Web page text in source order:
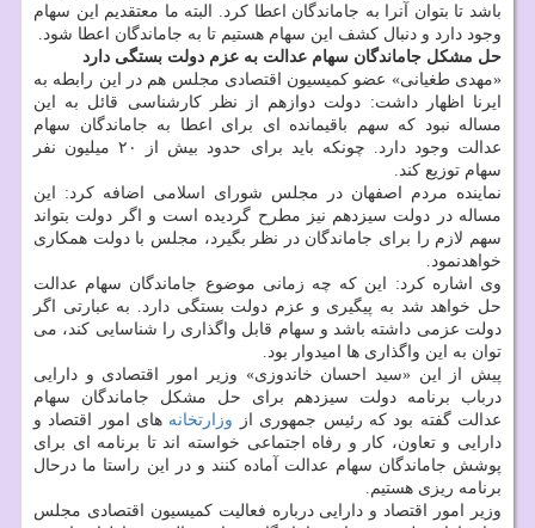
باشد تا بتوان آنرا به جاماندگان اعطا کرد. البته ما معتقدیم این سهام
وجود دارد و دنبال کشف این سهام هستیم تا به جاماندگان اعطا شود.
حل مشکل جاماندگان سهام عدالت به عزم دولت بستگی دارد
«مهدی طغیانی» عضو کمیسیون اقتصادی مجلس هم در این رابطه به
ایرنا اظهار داشت: دولت دوازهم از نظر کارشناسی قائل به این
مساله نبود که سهم باقیمانده ای برای اعطا به جاماندگان سهام
عدالت وجود دارد. چونکه باید برای حدود بیش از ۲۰ میلیون نفر
سهام توزیع کند.
نماینده مردم اصفهان در مجلس شورای اسلامی اضافه کرد: این
مساله در دولت سیزدهم نیز مطرح گردیده است و اگر دولت بتواند
سهم لازم را برای جاماندگان در نظر بگیرد، مجلس با دولت همکاری
خواهدنمود.
وی اشاره کرد: این که چه زمانی موضوع جاماندگان سهام عدالت
حل خواهد شد به پیگیری و عزم دولت بستگی دارد. به عبارتی اگر
دولت عزمی داشته باشد و سهام قابل واگذاری را شناسایی کند، می
توان به این واگذاری ها امیدوار بود.
پیش از این «سید احسان خاندوزی» وزیر امور اقتصادی و دارایی
درباب برنامه دولت سیزدهم برای حل مشکل جاماندگان سهام
عدالت گفته بود که رئیس جمهوری از وزارتخانه های امور اقتصاد و
دارایی و تعاون، کار و رفاه اجتماعی خواسته اند تا برنامه ای برای
پوشش جاماندگان سهام عدالت آماده کنند و در این راستا ما درحال
برنامه ریزی هستیم.
وزیر امور اقتصاد و دارایی درباره فعالیت کمیسیون اقتصادی مجلس